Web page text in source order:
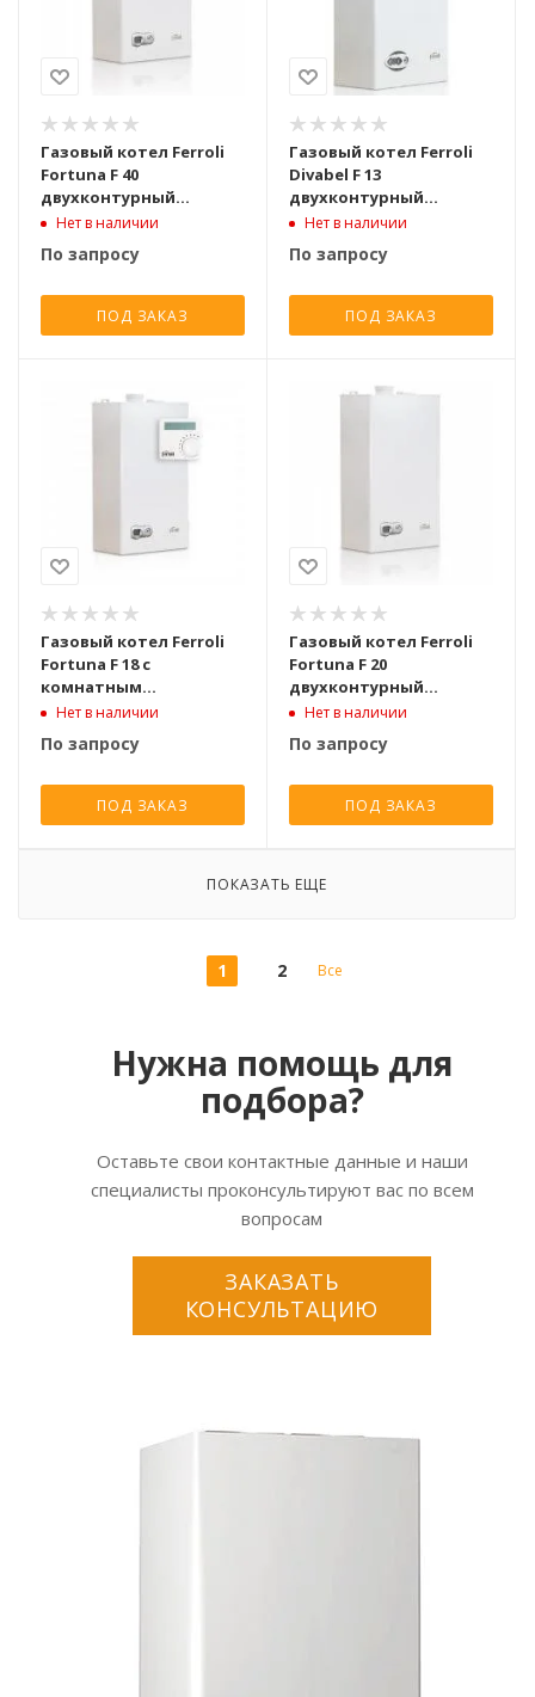
Газовый котел Ferroli
Fortuna F 40
двухконтурный
турбированный [40 кВт]
Нет в наличии
По запросу
ПОД ЗАКАЗ
Газовый котел Ferroli
Divabel F 13
двухконтурный
турбированный [13 кВт]
Нет в наличии
По запросу
ПОД ЗАКАЗ
Газовый котел Ferroli
Fortuna F 18 с
комнатным
термостатом
турбированный [18 кВт]
Нет в наличии
По запросу
ПОД ЗАКАЗ
Газовый котел Ferroli
Fortuna F 20
двухконтурный
турбированный [20 кВт]
Нет в наличии
По запросу
ПОД ЗАКАЗ
ПОКАЗАТЬ ЕЩЕ
1 2 Все
Нужна помощь для
подбора?
Оставьте свои контактные данные и наши
специалисты проконсультируют вас по всем
вопросам
ЗАКАЗАТЬ
КОНСУЛЬТАЦИЮ